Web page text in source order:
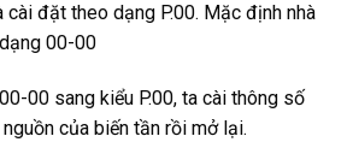
đặt theo dạng P.00. Mặc định nhà
00-00
00 sang kiểu P.00, ta cài thông số
của biến tần rồi mở lại.